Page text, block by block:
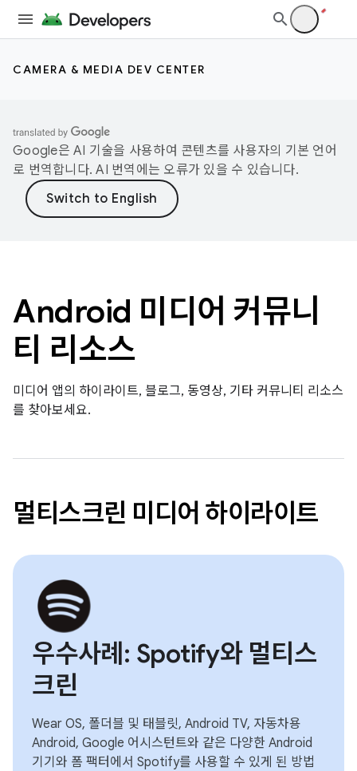
CAMERA & MEDIA DEV CENTER
Google은 AI 기술을 사용하여 콘텐츠를 사용자의 기본 언어
로 번역합니다. AI 번역에는 오류가 있을 수 있습니다.
Android 미디어 커뮤니
티 리소스
미디어 앱의 하이라이트, 블로그, 동영상, 기타 커뮤니티 리소스
를 찾아보세요.
멀티스크린 미디어 하이라이트
우수사례: Spotify와 멀티스
크린
Wear OS, 폴더블 및 태블릿, Android TV, 자동차용
Android, Google 어시스턴트와 같은 다양한 Android
기기와 폼 팩터에서 Spotify를 사용할 수 있게 된 방법